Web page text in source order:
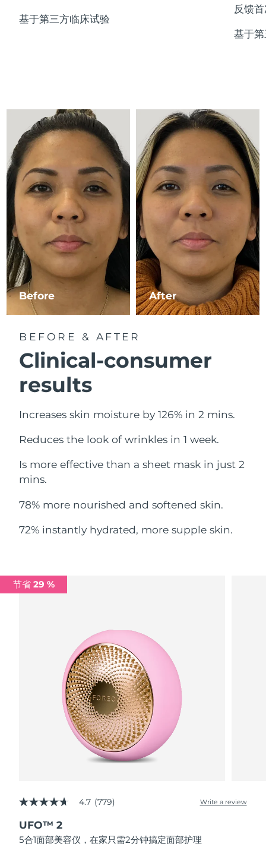
基于第三方临床试验
反馈
基于
Before After
BEFORE & AFTER
Clinical-consumer
results
Increases skin moisture by 126% in 2 mins.
Reduces the look of wrinkles in 1 week.
Is more effective than a sheet mask in just 2
mins.
78% more nourished and softened skin.
72% instantly hydrated, more supple skin.
节省 29 %
4.7
of
5
stars,
4.7 (779) Write a review
UFO™ 2
5合1面部美容仪，在家只需2分钟搞定面部护理
ESPADA™ 设备
眼部护理设备
Dual LED + sonic device & 18% PAP gel
更多的
全部购买
FOREO APP
关于我们
马恩岛
日本 预计送达日期8/15/26
泽西岛 预计送达日期8/17/26
哈萨克斯坦 预计送达日期8/14/26
科威特 预计送达日期8/12/26
拉脱维亚 预计送达日期
黎巴嫩 预计送达日期 8/13/26
立陶宛 预计送达日期8/12/26
卢森堡 预计送达日期8/12/26
中国澳门特别行政区
马来西亚 预计送达日期
马耳他
墨西哥 预计送达日期8/16/26
摩纳哥 预计送达日期8/13/26
荷兰 预计送达日期8/12/26
新西兰 预计送达日期
挪威 预计送达日期8/12/26
菲律宾
预计送达日期
预计送达日期
预计送达日期
沙特阿拉伯 预计送达日期8/13/26
新加坡 预计送达日期